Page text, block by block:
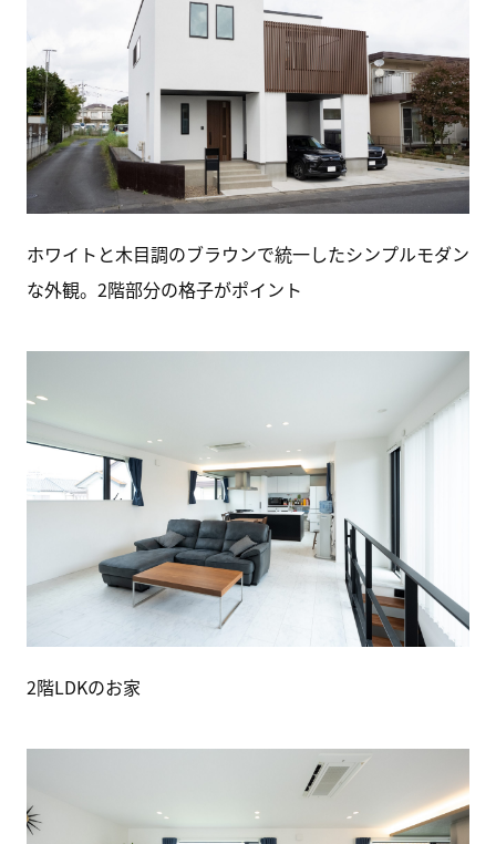
ホワイトと木目調のブラウンで統一したシンプルモダン
な外観。2階部分の格子がポイント
2階LDKのお家